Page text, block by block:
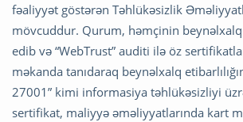
fəaliyyət göstərən Təhlükəsizlik
mövcuddur. Qurum, həmçinin
edib və “WebTrust” auditi ilə öz
məkanda tanıdaraq beynəlxalq
27001” kimi informasiya təhlükəsizliyi
sertifikat, maliyyə əməliyyatlarında kart